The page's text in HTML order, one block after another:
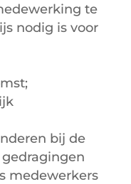
te
nodig is voor
bij de
medewerkers